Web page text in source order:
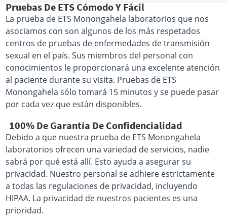
Pruebas De ETS Cómodo Y Fácil
La prueba de ETS Monongahela laboratorios que nos
asociamos con son algunos de los más respetados
centros de pruebas de enfermedades de transmisión
sexual en el país. Sus miembros del personal con
conocimientos le proporcionará una excelente atención
al paciente durante su visita. Pruebas de ETS
Monongahela sólo tomará 15 minutos y se puede pasar
por cada vez que están disponibles.
100% De Garantía De Confidencialidad
Debido a que nuestra prueba de ETS Monongahela
laboratorios ofrecen una variedad de servicios, nadie
sabrá por qué está allí. Esto ayuda a asegurar su
privacidad. Nuestro personal se adhiere estrictamente
a todas las regulaciones de privacidad, incluyendo
HIPAA. La privacidad de nuestros pacientes es una
prioridad.